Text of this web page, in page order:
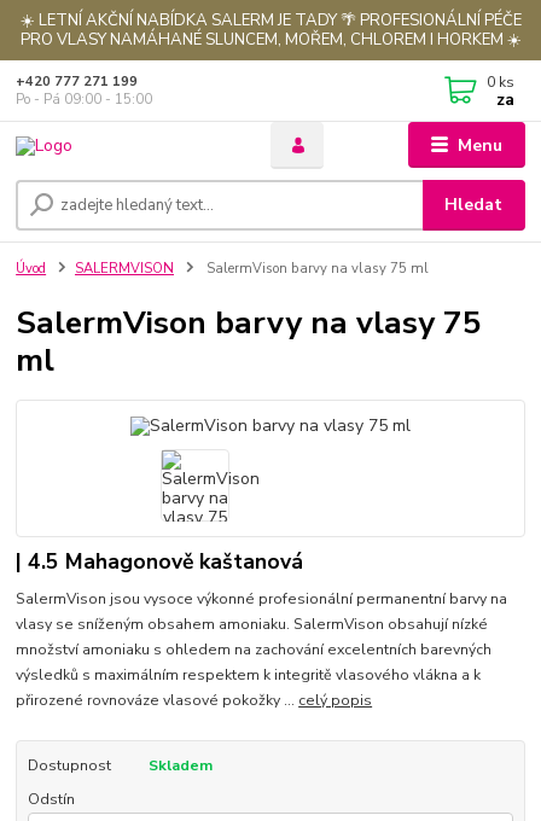
☀️ LETNÍ AKČNÍ NABÍDKA SALERM JE TADY 🌴 PROFESIONÁLNÍ PÉČE
PRO VLASY NAMÁHANÉ SLUNCEM, MOŘEM, CHLOREM I HORKEM ☀️
Menu
Hledat
+420 777 271 199
Po - Pá 09:00 - 15:00
0 ks
za
Úvod SALERMVISON SalermVison barvy na vlasy 75 ml
SalermVison barvy na vlasy 75
ml
| 4.5 Mahagonově kaštanová
SalermVison jsou vysoce výkonné profesionální permanentní barvy na
vlasy se sníženým obsahem amoniaku. SalermVison obsahují nízké
množství amoniaku s ohledem na zachování excelentních barevných
výsledků s maximálním respektem k integritě vlasového vlákna a k
přirozené rovnováze vlasové pokožky ... celý popis
Dostupnost
Skladem
Odstín